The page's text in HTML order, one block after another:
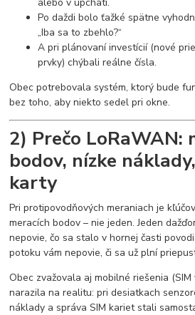
Po daždi bolo ťažké spätne
„Iba sa to zbehlo?“
A pri plánovaní investícií (nové
prvky) chýbali reálne čísla.
Obec potrebovala systém, ktorý bude
bez toho, aby niekto sedel pri okne.
2) Prečo LoRaWAN:
bodov, nízke
karty
Pri protipovodňových meraniach je
meracích bodov – nie jeden. Jeden
nepovie, čo sa stalo v hornej časti
potoku vám nepovie, či sa už plní
Obec zvažovala aj mobilné riešenia (SIM
narazila na realitu: pri desiatkach
náklady a správa SIM kariet stali